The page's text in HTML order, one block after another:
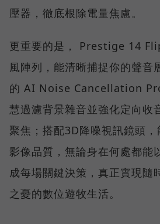
壓器，徹底根除電量焦慮。
更重要的是， Prestige 14
風陣列，能清晰捕捉你的聲音
的 AI Noise Cancellation
慧過濾背景雜音並強化定向收
聚焦；搭配3D降噪視訊鏡頭
影像品質，無論身在何處都能
成每場關鍵決策，真正實現隨
之憂的數位遊牧生活。